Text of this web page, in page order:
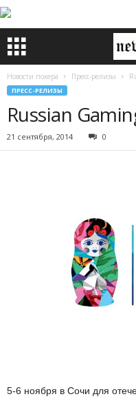
Новости покера Пресс-релизы
ПРЕСС-РЕЛИЗЫ
Russian
21 сентября, 2014 0
5-6 ноября в Сочи для